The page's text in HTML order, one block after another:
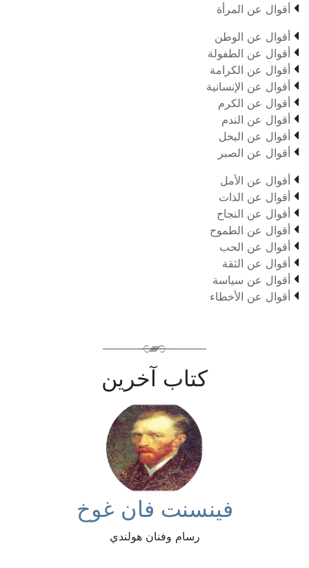
 أقوال عن المرأة
 أقوال عن الوطن
 أقوال عن الطفولة
 أقوال عن الكرامة
 أقوال عن الإنسانية
 أقوال عن الكرم
 أقوال عن الندم
 أقوال عن البخل
 أقوال عن الصبر
 أقوال عن الأمل
 أقوال عن الذات
 أقوال عن النجاح
 أقوال عن الطموح
 أقوال عن الحب
 أقوال عن الثقة
 أقوال عن سياسة
 أقوال عن الأخطاء
كتاب آخرين
فينسنت فان غوخ
رسام وفنان هولندي